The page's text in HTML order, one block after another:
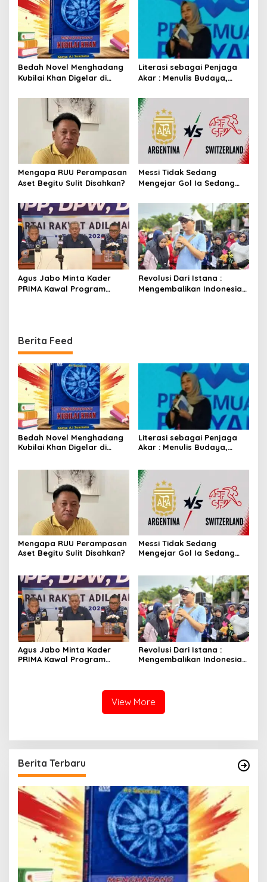
Bedah Novel Menghadang
Kubilai Khan Digelar di
Menyelami Heroisme
Leluhur Nusantara
Literasi sebagai Penjaga
Akar : Menulis Budaya,
Mengapa RUU Perampasan
Aset Begitu Sulit Disahkan?
Messi Tidak Sedang
Mengejar Gol Ia Sedang
Agus Jabo Minta Kader
PRIMA Kawal Program
Revolusi Dari Istana :
Mengembalikan Indonesia
Berita Feed
Bedah Novel Menghadang
Kubilai Khan Digelar di
Leluhur Nusantara
Literasi sebagai Penjaga
Akar : Menulis Budaya,
Mengapa RUU Perampasan
Aset Begitu Sulit Disahkan?
Messi Tidak Sedang
Mengejar Gol Ia Sedang
Agus Jabo Minta Kader
PRIMA Kawal Program
Revolusi Dari Istana :
Mengembalikan Indonesia
View More
Berita Terbaru